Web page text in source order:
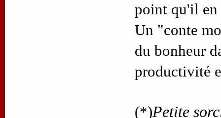
point qu'il en
Un "conte
du bonheur
productivité
(*)Petite